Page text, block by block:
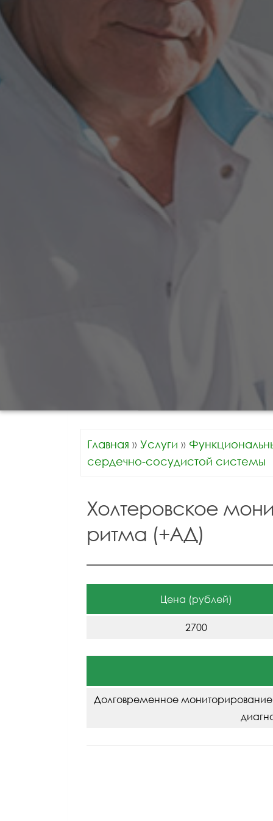
Главная » Услуги »
сердечно-сосудистой системы
Холтеровское
ритма (+АД)
Цена (рублей)
2700
Долговременное мониторирование